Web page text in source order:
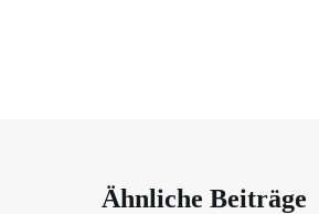
Ähnliche Beiträge